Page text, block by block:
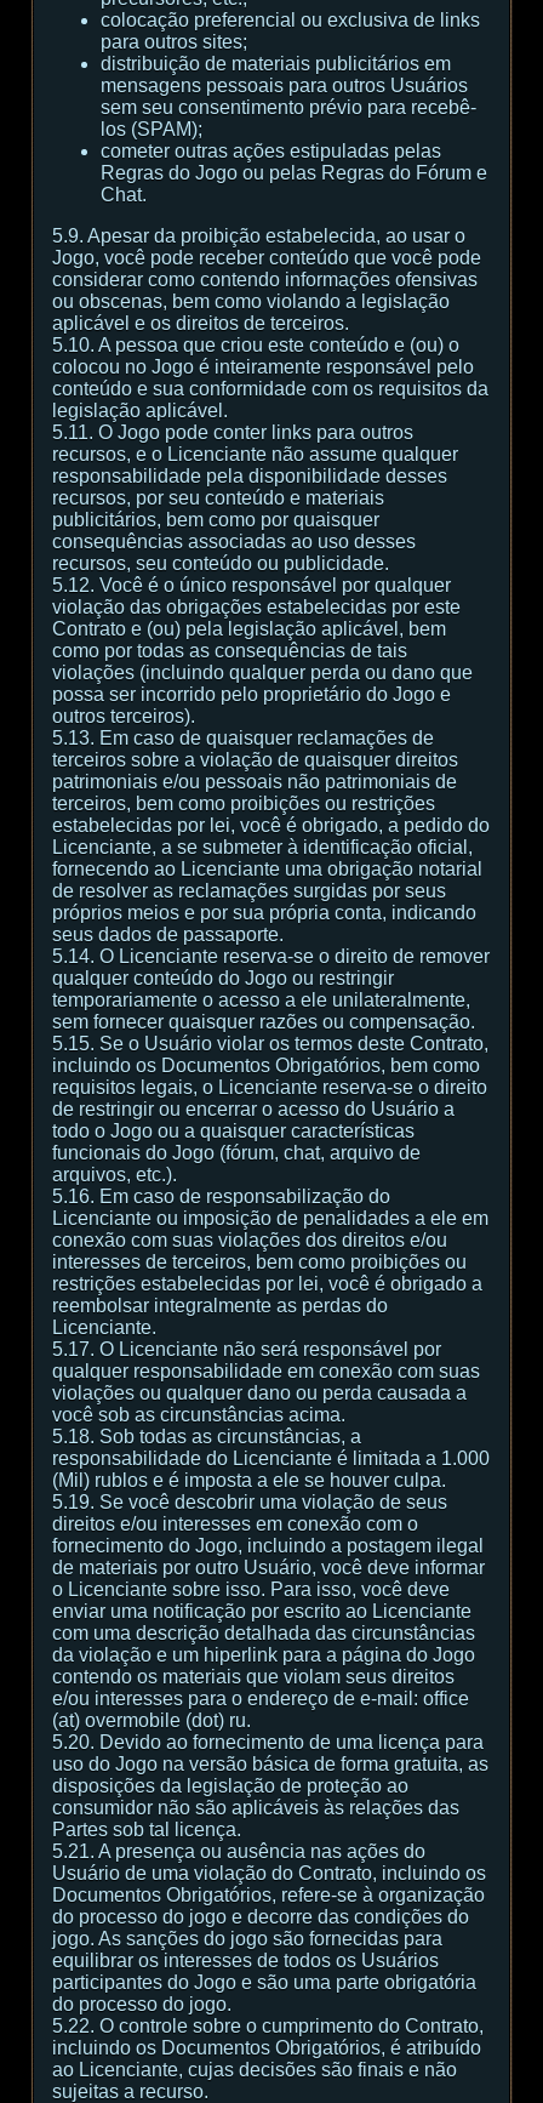
colocação preferencial ou exclusiva de links
para outros sites;
distribuição de materiais publicitários em
mensagens pessoais para outros Usuários
sem seu consentimento prévio para recebê-
los (SPAM);
cometer outras ações estipuladas pelas
Regras do Jogo ou pelas Regras do Fórum e
Chat.
5.9. Apesar da proibição estabelecida, ao usar o
Jogo, você pode receber conteúdo que você pode
considerar como contendo informações ofensivas
ou obscenas, bem como violando a legislação
aplicável e os direitos de terceiros.
5.10. A pessoa que criou este conteúdo e (ou) o
colocou no Jogo é inteiramente responsável pelo
conteúdo e sua conformidade com os requisitos da
legislação aplicável.
5.11. O Jogo pode conter links para outros
recursos, e o Licenciante não assume qualquer
responsabilidade pela disponibilidade desses
recursos, por seu conteúdo e materiais
publicitários, bem como por quaisquer
consequências associadas ao uso desses
recursos, seu conteúdo ou publicidade.
5.12. Você é o único responsável por qualquer
violação das obrigações estabelecidas por este
Contrato e (ou) pela legislação aplicável, bem
como por todas as consequências de tais
violações (incluindo qualquer perda ou dano que
possa ser incorrido pelo proprietário do Jogo e
outros terceiros).
5.13. Em caso de quaisquer reclamações de
terceiros sobre a violação de quaisquer direitos
patrimoniais e/ou pessoais não patrimoniais de
terceiros, bem como proibições ou restrições
estabelecidas por lei, você é obrigado, a pedido do
Licenciante, a se submeter à identificação oficial,
fornecendo ao Licenciante uma obrigação notarial
de resolver as reclamações surgidas por seus
próprios meios e por sua própria conta, indicando
seus dados de passaporte.
5.14. O Licenciante reserva-se o direito de remover
qualquer conteúdo do Jogo ou restringir
temporariamente o acesso a ele unilateralmente,
sem fornecer quaisquer razões ou compensação.
5.15. Se o Usuário violar os termos deste Contrato,
incluindo os Documentos Obrigatórios, bem como
requisitos legais, o Licenciante reserva-se o direito
de restringir ou encerrar o acesso do Usuário a
todo o Jogo ou a quaisquer características
funcionais do Jogo (fórum, chat, arquivo de
arquivos, etc.).
5.16. Em caso de responsabilização do
Licenciante ou imposição de penalidades a ele em
conexão com suas violações dos direitos e/ou
interesses de terceiros, bem como proibições ou
restrições estabelecidas por lei, você é obrigado a
reembolsar integralmente as perdas do
Licenciante.
5.17. O Licenciante não será responsável por
qualquer responsabilidade em conexão com suas
violações ou qualquer dano ou perda causada a
você sob as circunstâncias acima.
5.18. Sob todas as circunstâncias, a
responsabilidade do Licenciante é limitada a 1.000
(Mil) rublos e é imposta a ele se houver culpa.
5.19. Se você descobrir uma violação de seus
direitos e/ou interesses em conexão com o
fornecimento do Jogo, incluindo a postagem ilegal
de materiais por outro Usuário, você deve informar
o Licenciante sobre isso. Para isso, você deve
enviar uma notificação por escrito ao Licenciante
com uma descrição detalhada das circunstâncias
da violação e um hiperlink para a página do Jogo
contendo os materiais que violam seus direitos
e/ou interesses para o endereço de e-mail: office
(at) overmobile (dot) ru.
5.20. Devido ao fornecimento de uma licença para
uso do Jogo na versão básica de forma gratuita, as
disposições da legislação de proteção ao
consumidor não são aplicáveis às relações das
Partes sob tal licença.
5.21. A presença ou ausência nas ações do
Usuário de uma violação do Contrato, incluindo os
Documentos Obrigatórios, refere-se à organização
do processo do jogo e decorre das condições do
jogo. As sanções do jogo são fornecidas para
equilibrar os interesses de todos os Usuários
participantes do Jogo e são uma parte obrigatória
do processo do jogo.
5.22. O controle sobre o cumprimento do Contrato,
incluindo os Documentos Obrigatórios, é atribuído
ao Licenciante, cujas decisões são finais e não
sujeitas a recurso.